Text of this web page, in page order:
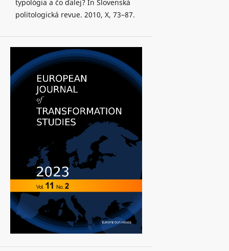
typológia a čo ďalej? In Slovenská
politologická revue. 2010, X, 73–87.